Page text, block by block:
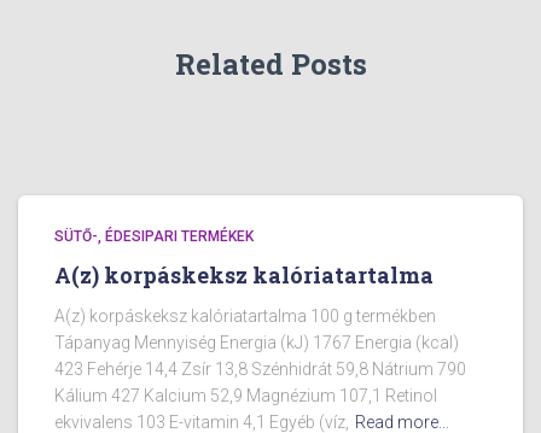
Related Posts
SÜTŐ-, ÉDESIPARI TERMÉKEK
A(z) korpáskeksz kalóriatartalma
A(z) korpáskeksz kalóriatartalma 100 g termékben
Tápanyag Mennyiség Energia (kJ) 1767 Energia (kcal)
423 Fehérje 14,4 Zsír 13,8 Szénhidrát 59,8 Nátrium 790
Kálium 427 Kalcium 52,9 Magnézium 107,1 Retinol
ekvivalens 103 E-vitamin 4,1 Egyéb (víz, Read more…